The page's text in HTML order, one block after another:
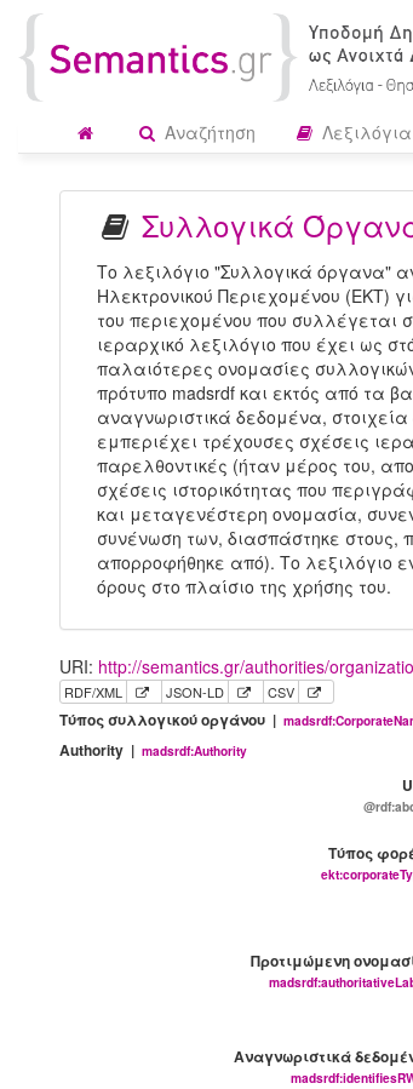
Αναζήτηση Λεξιλόγια
Συλλογικά
Το λεξιλόγιο "Συλλογικά όργανα"
Ηλεκτρονικού Περιεχομένου (ΕΚΤ)
του περιεχομένου που συλλέγεται
ιεραρχικό λεξιλόγιο που έχει ως
παλαιότερες ονομασίες
πρότυπο madsrdf και εκτός από τα
αναγνωριστικά δεδομένα, στοιχεία
εμπεριέχει τρέχουσες σχέσεις
παρελθοντικές (ήταν μέρος του,
σχέσεις ιστορικότητας που
και μεταγενέστερη ονομασία,
συνένωση των, διασπάστηκε
απορροφήθηκε από). Το λεξιλόγιο
όρους στο πλαίσιο της χρήσης του.
URI: http://semantics.gr/authorities/
RDF/XML JSON-LD CSV
Τύπος συλλογικού οργάνου |
Authority | madsrdf:Authority
Τύπος
Προτιμώμενη
Αναγνωριστικά